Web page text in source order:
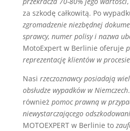
za szkodę całkowitą. Po
zgromadzenie niezbędnej
sprawcy, numer polisy i nazwa
MotoExpert w Berlinie oferuje
reprezentację klientów w
Nasi rzeczoznawcy posiadają
obsłudze wypadków w Niemczech
również pomoc prawną w
niewystarczającego
MOTOEXPERT w Berlinie to